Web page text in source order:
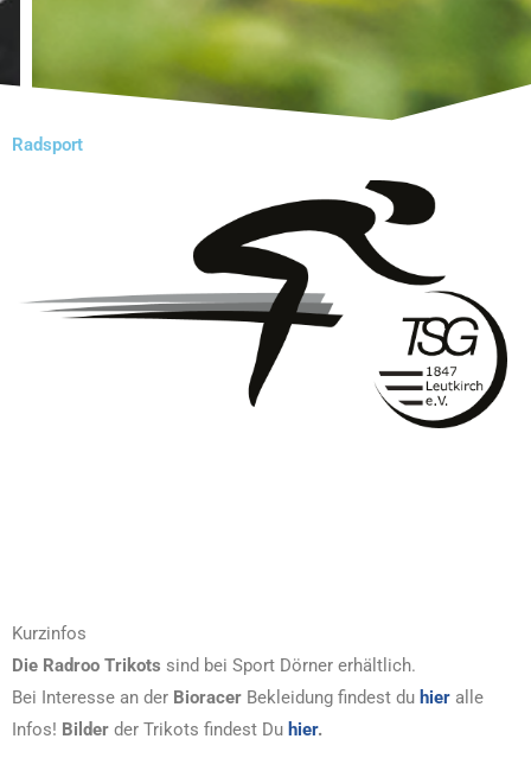
Radsport
Kurzinfos
Die Radroo Trikots sind bei Sport Dörner erhältlich.
Bei Interesse an der Bioracer Bekleidung findest du hier alle
Infos! Bilder der Trikots findest Du hier.